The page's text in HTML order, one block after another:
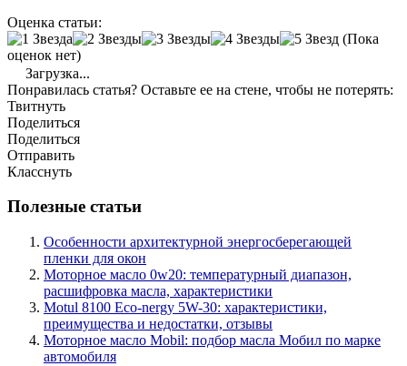
Оценка статьи:
(Пока
оценок нет)
Загрузка...
Понравилась статья? Оставьте ее на стене, чтобы не потерять:
Твитнуть
Поделиться
Поделиться
Отправить
Класснуть
Полезные статьи
Особенности архитектурной энергосберегающей
пленки для окон
Моторное масло 0w20: температурный диапазон,
расшифровка масла, характеристики
Motul 8100 Eco-nergy 5W-30: характеристики,
преимущества и недостатки, отзывы
Моторное масло Mobil: подбор масла Мобил по марке
автомобиля